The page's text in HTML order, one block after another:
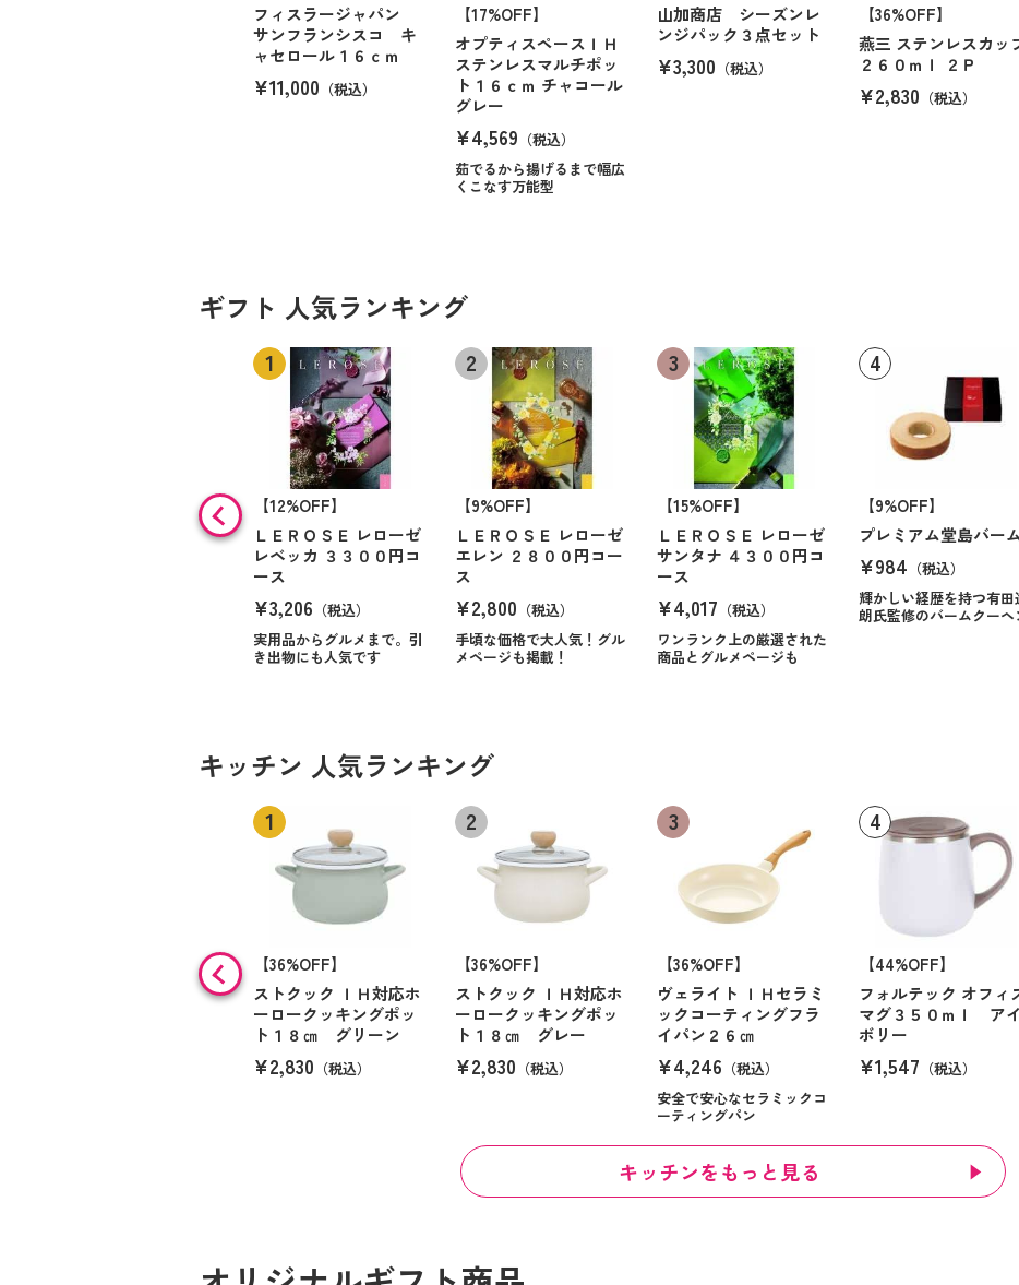
フィスラージャパン
サンフランシスコ キ
ャセロール１６ｃｍ
¥11,000 （税込）
【17%OFF】
オプティスペースＩＨ
ステンレスマルチポッ
ト１６ｃｍ チャコール
グレー
¥4,569 （税込）
茹でるから揚げるまで幅広
くこなす万能型
山加商店 シーズンレ
ンジパック３点セット
¥3,300 （税込）
【36%OFF】
燕三 ステンレスカッ
２６０ｍｌ ２Ｐ
¥2,830 （税込）
ギフト 人気ランキング
【12%OFF】
ＬＥＲＯＳＥ レローゼ
レベッカ ３３００円コ
ース
¥3,206 （税込）
実用品からグルメまで。引
き出物にも人気です
【9%OFF】
ＬＥＲＯＳＥ レローゼ
エレン ２８００円コー
ス
¥2,800 （税込）
手頃な価格で大人気！グル
メページも掲載！
【15%OFF】
ＬＥＲＯＳＥ レローゼ
サンタナ ４３００円コ
ース
¥4,017 （税込）
ワンランク上の厳選された
商品とグルメページも
【9%OFF】
プレミアム堂島バー
¥984 （税込）
輝かしい経歴を持つ有田
朗氏監修のバームクーヘ
キッチン 人気ランキング
【36%OFF】
ストクック ＩＨ対応ホ
ーロークッキングポッ
ト１８㎝ グリーン
¥2,830 （税込）
【36%OFF】
ストクック ＩＨ対応ホ
ーロークッキングポッ
ト１８㎝ グレー
¥2,830 （税込）
【36%OFF】
ヴェライト ＩＨセラミ
ックコーティングフラ
イパン２６㎝
¥4,246 （税込）
安全で安心なセラミックコ
ーティングパン
【44%OFF】
フォルテック オフィ
マグ３５０ｍｌ アイ
ボリー
¥1,547 （税込）
キッチンをもっと見る